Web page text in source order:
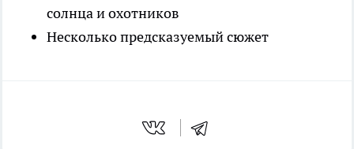
солнца и охотников
Несколько предсказуемый сюжет